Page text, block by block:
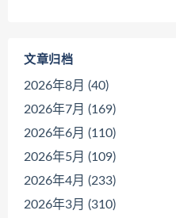
文章归档
2026年8月 (40)
2026年7月 (169)
2026年6月 (110)
2026年5月 (109)
2026年4月 (233)
2026年3月 (310)